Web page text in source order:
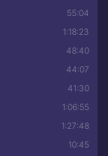
55:04
1:18:23
48:40
44:07
41:30
1:06:55
1:27:48
10:45